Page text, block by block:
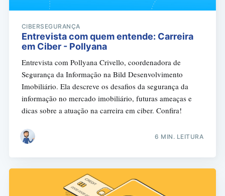
CIBERSEGURANÇA
Entrevista com quem entende: Carreira
em Ciber - Pollyana
Entrevista com Pollyana Crivello, coordenadora de
Segurança da Informação na Bild Desenvolvimento
Imobiliário. Ela descreve os desafios da segurança da
informação no mercado imobiliário, futuras ameaças e
dicas sobre a atuação na carreira em ciber. Confira!
6 MIN. LEITURA